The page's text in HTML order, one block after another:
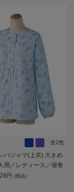
全2色
パジャマ(上衣) 大きめ
用／レディース／寝巻
敬老の日／ギフト／プ
円 (税込)